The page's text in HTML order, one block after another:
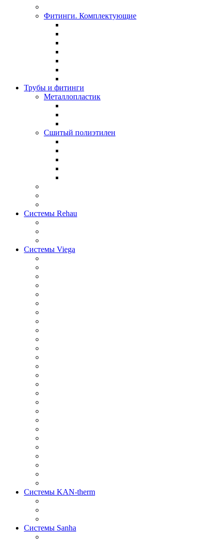
Фитинги. Комплектующие
Трубы и фитинги
Металлопластик
Сшитый полиэтилен
Системы Rehau
Системы Viega
Системы KAN-therm
Системы Sanha